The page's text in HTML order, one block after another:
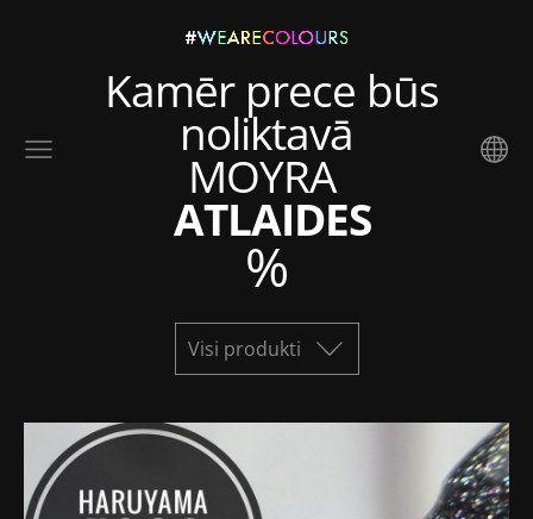
Kamēr prece būs
noliktavā
MOYRA
ATLAIDES
%
Visi produkti